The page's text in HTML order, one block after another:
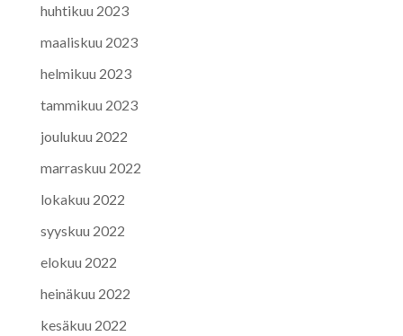
huhtikuu 2023
maaliskuu 2023
helmikuu 2023
tammikuu 2023
joulukuu 2022
marraskuu 2022
lokakuu 2022
syyskuu 2022
elokuu 2022
heinäkuu 2022
kesäkuu 2022